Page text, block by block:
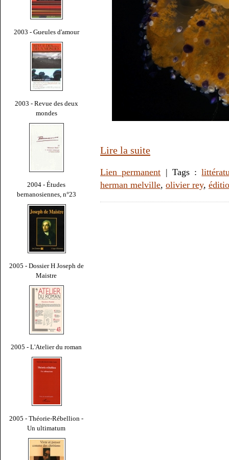
2003 - Gueules d'amour
2003 - Revue des deux
mondes
2004 - Études
bernanosiennes, n°23
2005 - Dossier H Joseph de
Maistre
2005 - L'Atelier du roman
2005 - Théorie-Rébellion -
Un ultimatum
Lire la suite
Lien permanent | Tags :
herman melville, olivier rey,